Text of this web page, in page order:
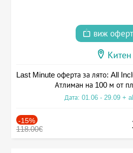
виж
Китен
Last Minute оферта за лято: All
Атлиман на 100 м от
Дата: 01.06 - 29.09 +
-15%
118.00€